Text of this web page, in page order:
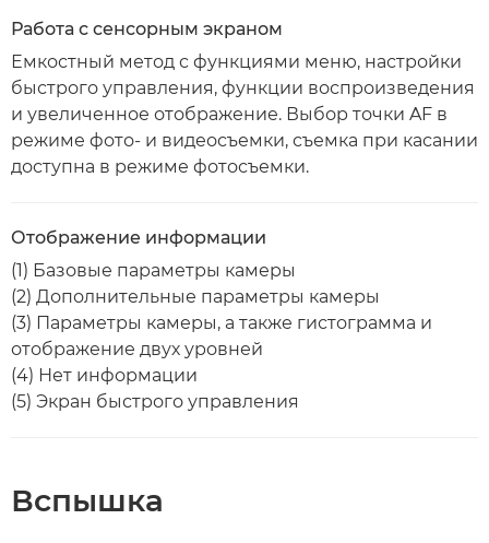
Работа с сенсорным экраном
Емкостный метод с функциями меню, настройки
быстрого управления, функции воспроизведения
и увеличенное отображение. Выбор точки AF в
режиме фото- и видеосъемки, съемка при касании
доступна в режиме фотосъемки.
Отображение информации
(1) Базовые параметры камеры
(2) Дополнительные параметры камеры
(3) Параметры камеры, а также гистограмма и
отображение двух уровней
(4) Нет информации
(5) Экран быстрого управления
Вспышка